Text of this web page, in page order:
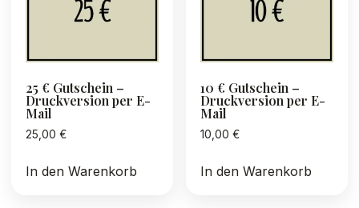
25 € Gutschein –
Druckversion per E-
Mail
25,00 €
In den Warenkorb
10 € Gutschein –
Druckversion per E-
Mail
10,00€
In den Warenkorb